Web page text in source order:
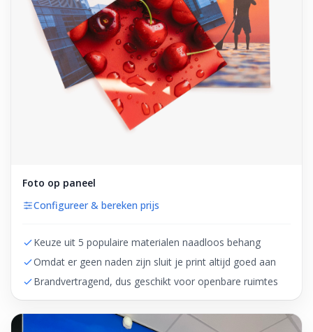
Foto op paneel
Configureer & bereken prijs
Keuze uit 5 populaire materialen naadloos behang
Omdat er geen naden zijn sluit je print altijd goed aan
Brandvertragend, dus geschikt voor openbare ruimtes